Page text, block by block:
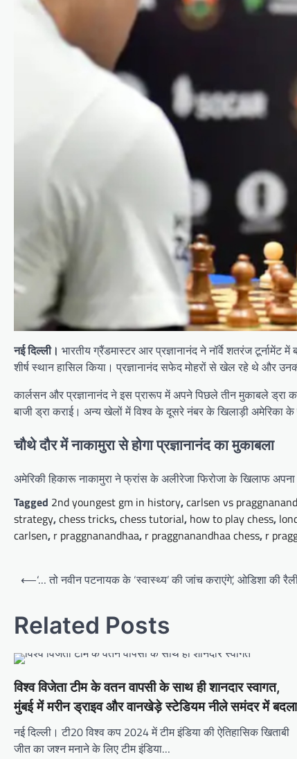
नई दिल्ली। भारतीय ग्रैंडमास्टर आर प्रज्ञानानंद ने नॉर्वे शतरंज
शीर्ष स्थान हासिल किया। प्रज्ञानानंद सफेद मोहरों से खेल रहे थे और
कार्लसन और प्रज्ञानानंद ने इस प्रारूप में अपने पिछले तीन मुकाबले ड्रा
बाजी ड्रा कराई। अन्य खेलों में विश्व के दूसरे नंबर के खिलाड़ी अमेरिका
चौथे दौर में नाकामुरा से होगा प्रज्ञानानंद का मुकाबला
अमेरिकी हिकारू नाकामुरा ने फ्रांस के अलीरेजा फिरोजा के खिलाफ
Tagged 2nd youngest gm in history,carlsen vs
strategy,chess tricks,chess tutorial, how to play chess,
carlsen, r praggnanandhaa, r praggnanandhaa chess, r
Post
⟵‘… तो नवीन पटनायक के ‘स्वास्थ्य’ की जांच कराएंगे’, ओडिशा की
Related Posts
विश्व विजेता टीम के वतन वापसी के साथ ही शानदार स्वागत,
मुंबई में मरीन ड्राइव और वानखेड़े स्टेडियम नीले समंदर में बदला
नई दिल्ली। टी20 विश्व कप 2024 में टीम इंडिया की ऐतिहासिक खिताबी
जीत का जश्न मनाने के लिए टीम इंडिया…